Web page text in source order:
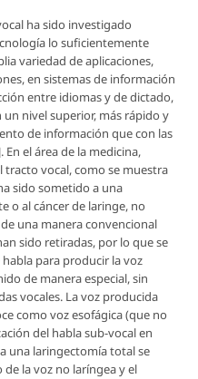
ha sido investigado
lo suficientemente
variedad de aplicaciones,
en sistemas de información
entre idiomas y de dictado,
nivel superior, más rápido y
de información que con las
el área de la medicina,
vocal, como se muestra
sido sometido a una
o al cáncer de laringe, no
una manera convencional
sido retiradas, por lo que se
para producir la voz
de manera especial, sin
vocales. La voz producida
como voz esofágica (que no
del habla sub-vocal en
una laringectomía total se
la voz no laríngea y el